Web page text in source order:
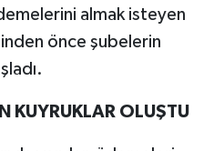
almak isteyen
önce şubelerin
KUYRUKLAR OLUŞTU